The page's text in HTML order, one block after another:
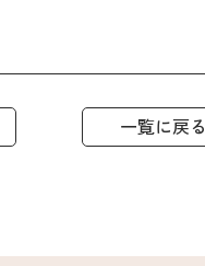
一覧に戻る